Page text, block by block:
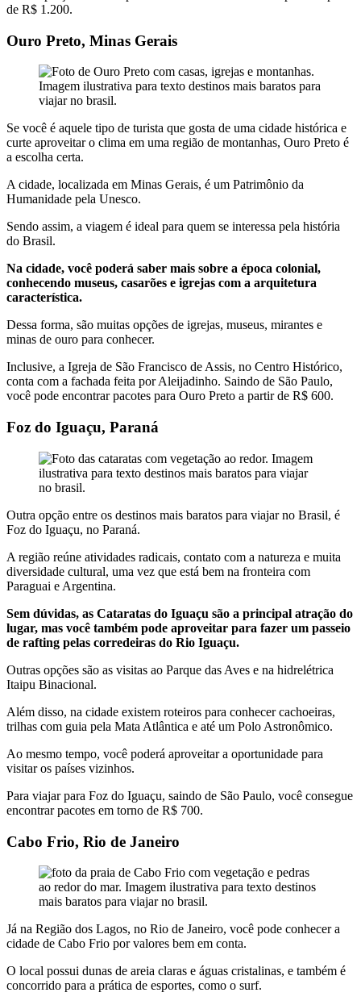
de R$ 1.200.
Ouro Preto, Minas Gerais
Se você é aquele tipo de turista que gosta de uma cidade histórica e
curte aproveitar o clima em uma região de montanhas, Ouro Preto é
a escolha certa.
A cidade, localizada em Minas Gerais, é um Patrimônio da
Humanidade pela Unesco.
Sendo assim, a viagem é ideal para quem se interessa pela história
do Brasil.
Na cidade, você poderá saber mais sobre a época colonial,
conhecendo museus, casarões e igrejas com a arquitetura
característica.
Dessa forma, são muitas opções de igrejas, museus, mirantes e
minas de ouro para conhecer.
Inclusive, a Igreja de São Francisco de Assis, no Centro Histórico,
conta com a fachada feita por Aleijadinho. Saindo de São Paulo,
você pode encontrar pacotes para Ouro Preto a partir de R$ 600.
Foz do Iguaçu, Paraná
Outra opção entre os destinos mais baratos para viajar no Brasil, é
Foz do Iguaçu, no Paraná.
A região reúne atividades radicais, contato com a natureza e muita
diversidade cultural, uma vez que está bem na fronteira com
Paraguai e Argentina.
Sem dúvidas, as Cataratas do Iguaçu são a principal atração do
lugar, mas você também pode aproveitar para fazer um passeio
de rafting pelas corredeiras do Rio Iguaçu.
Outras opções são as visitas ao Parque das Aves e na hidrelétrica
Itaipu Binacional.
Além disso, na cidade existem roteiros para conhecer cachoeiras,
trilhas com guia pela Mata Atlântica e até um Polo Astronômico.
Ao mesmo tempo, você poderá aproveitar a oportunidade para
visitar os países vizinhos.
Para viajar para Foz do Iguaçu, saindo de São Paulo, você consegue
encontrar pacotes em torno de R$ 700.
Cabo Frio, Rio de Janeiro
Já na Região dos Lagos, no Rio de Janeiro, você pode conhecer a
cidade de Cabo Frio por valores bem em conta.
O local possui dunas de areia claras e águas cristalinas, e também é
concorrido para a prática de esportes, como o surf.